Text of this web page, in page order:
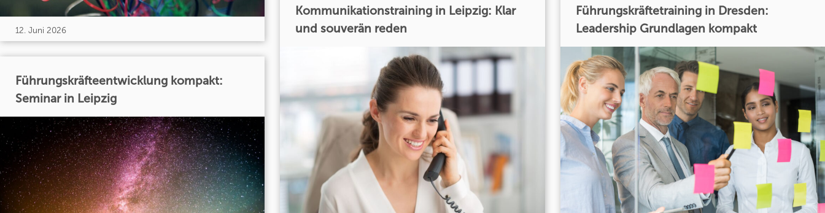
12. Juni 2026
Führungskräfteentwicklung kompakt:
Seminar in Leipzig
Kommunikationstraining in Leipzig: Klar
und souverän reden
Führungskräftetraining in Dresden:
Leadership Grundlagen kompakt